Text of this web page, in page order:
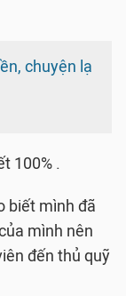
chuyện lạ
100% .
biết mình đã
mình nên
đến thủ quỹ